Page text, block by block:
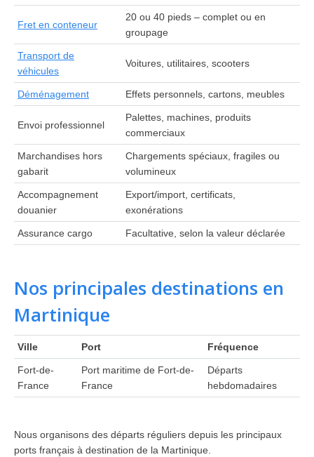
Fret en conteneur
20 ou 40 pieds – complet ou en
groupage
Transport de
véhicules
Voitures, utilitaires, scooters
Déménagement Effets personnels, cartons, meubles
Envoi professionnel
Palettes, machines, produits
commerciaux
Marchandises hors
gabarit
Chargements spéciaux, fragiles ou
volumineux
Accompagnement
douanier
Export/import, certificats,
exonérations
Assurance cargo Facultative, selon la valeur déclarée
Nos principales destinations en
Martinique
Ville Port Fréquence
Fort-de-
France
Port maritime de Fort-de-
France
Départs
hebdomadaires
Nous organisons des départs réguliers depuis les principaux
ports français à destination de la Martinique.